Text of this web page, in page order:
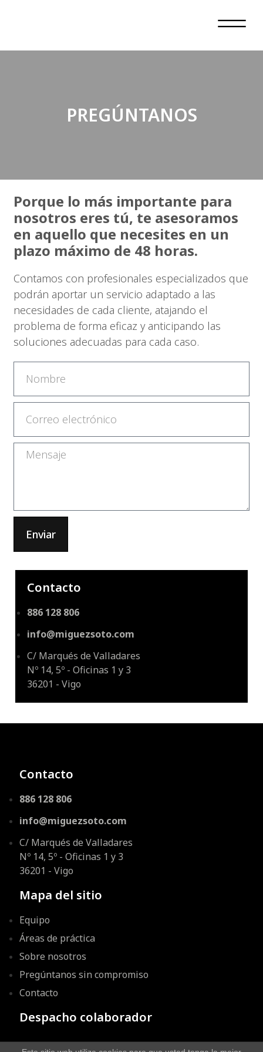
PREGÚNTANOS
Porque lo más importante para
nosotros eres tú, te asesoramos
en aquello que necesites en un
plazo máximo de 48 horas.
Contamos con profesionales especializados que
podrán aportar un servicio adaptado a las
necesidades de cada cliente, atajando el
problema de forma eficaz y anticipando las
soluciones adecuadas para cada caso.
Enviar
Contacto
886 128 806
info@miguezsoto.com
C/ Marqués de Valladares
Nº 14, 5º - Oficinas 1 y 3
36201 - Vigo
Contacto
886 128 806
info@miguezsoto.com
C/ Marqués de Valladares
Nº 14, 5º - Oficinas 1 y 3
36201 - Vigo
Mapa del sitio
Equipo
Áreas de práctica
Sobre nosotros
Pregúntanos sin compromiso
Contacto
Despacho colaborador